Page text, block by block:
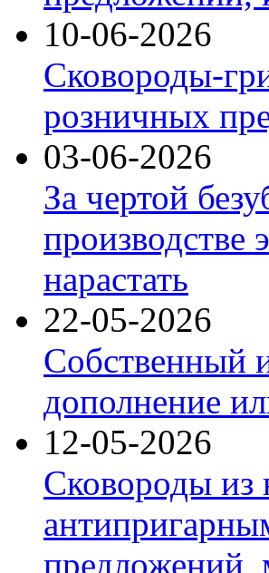
10-06-2026
Сковороды-
розничных
03-06-2026
За чертой
нарастать
22-05-2026
Собственный
дополнение
12-05-2026
Сковороды из
предложений,